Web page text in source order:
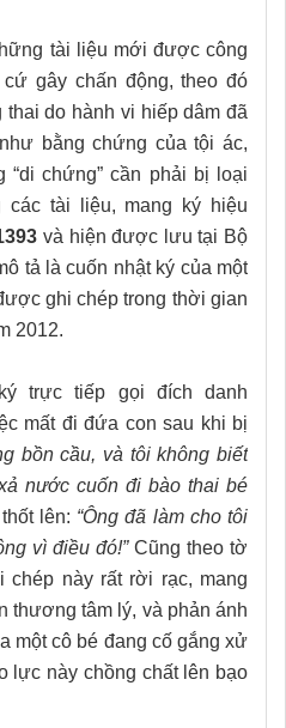
tài liệu mới được công
gây chấn động, theo đó
do hành vi hiếp dâm đã
bằng chứng của tội ác,
chứng” cần phải bị loại
các tài liệu, mang ký hiệu
và hiện được lưu tại Bộ
tả là cuốn nhật ký của một
ghi chép trong thời gian
2012.
trực tiếp gọi đích danh
mất đi đứa con sau khi bị
bồn cầu, và tôi không biết
nước cuốn đi bào thai bé
lên: “Ông đã làm cho tôi
vì điều đó!”Cũng theo tờ
chép này rất rời rạc, mang
thương tâm lý, và phản ánh
một cô bé đang cố gắng xử
lực này chồng chất lên bạo